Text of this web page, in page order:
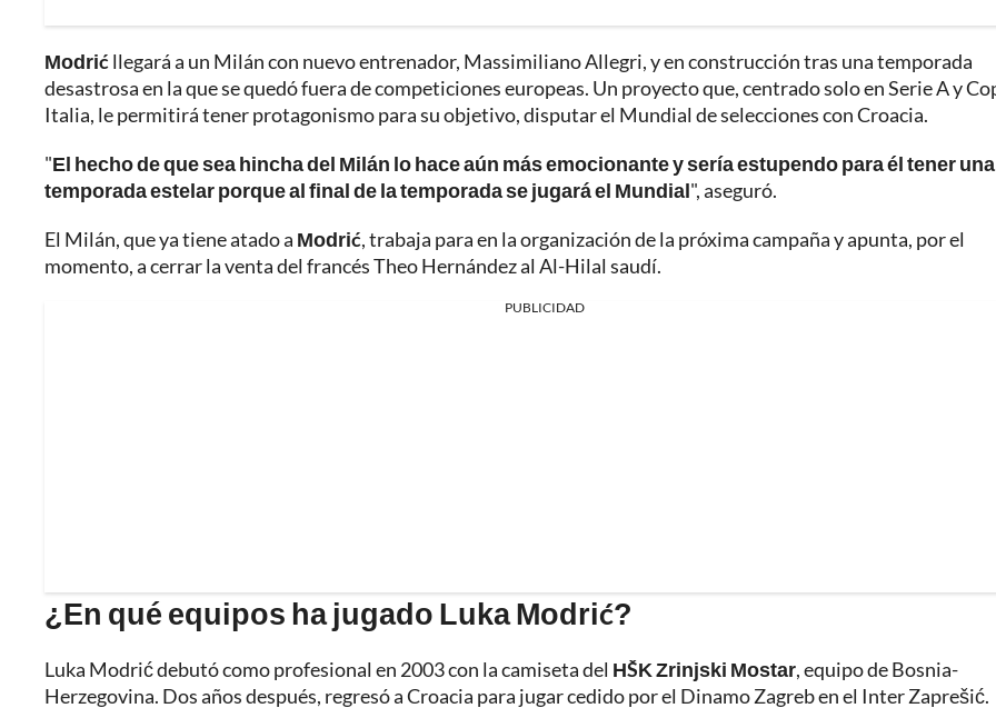
Modrićllegará a un Milán con nuevo entrenador, Massimiliano Allegri, y en construcción tras una temporada
desastrosa en la que se quedó fuera de competiciones europeas. Un proyecto que, centrado solo en Serie A y
Italia, le permitirá tener protagonismo para su objetivo, disputar el Mundial de selecciones con Croacia.
"El hecho de que sea hincha del Milán lo hace aún más emocionante y sería estupendo para él tener una
temporada estelar porque al final de la temporada se jugará el Mundial", aseguró.
El Milán, que ya tiene atado a Modrić, trabaja para en la organización de la próxima campaña y apunta, por el
momento, a cerrar la venta del francés Theo Hernández al Al-Hilal saudí.
PUBLICIDAD
¿En qué equipos ha jugado Luka Modrić?
Luka Modrić debutó como profesional en 2003 con la camiseta del HŠK Zrinjski Mostar, equipo de Bosnia-
Herzegovina. Dos años después, regresó a Croacia para jugar cedido por el Dinamo Zagreb en el Inter Zaprešić.